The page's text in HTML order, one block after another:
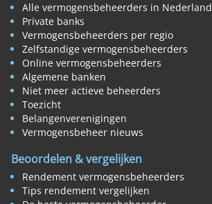
Alle vermogensbeheerders in Nederland
Private banks
Vermogensbeheerders per regio
Zelfstandige vermogensbeheerders
Online vermogensbeheerders
Algemene banken
Niet meer actieve beheerders
Toezicht
Belangenverenigingen
Vermogensbeheer nieuws
Beoordelen & vergelijken
Rendement vermogensbeheerders
Tips rendement vergelijken